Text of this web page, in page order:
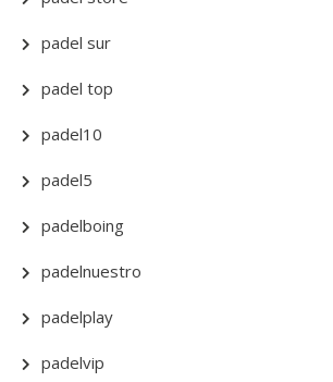
padel sur
padel top
padel10
padel5
padelboing
padelnuestro
padelplay
padelvip